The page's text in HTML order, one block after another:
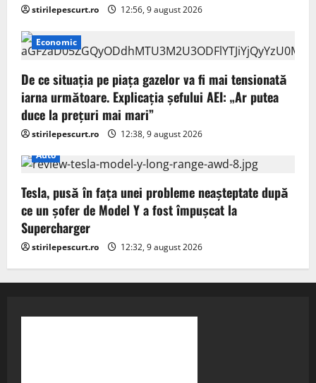
stirilepescurt.ro 12:56, 9 august 2026
Economic
De ce situaţia pe piaţa gazelor va fi mai tensionată
iarna următoare. Explicația șefului AEI: „Ar putea
duce la preţuri mai mari”
stirilepescurt.ro
12:38, 9 august 2026
Auto
Tesla, pusă în fața unei probleme neașteptate după
ce un șofer de Model Y a fost împușcat la
Supercharger
stirilepescurt.ro 12:32, 9 august 2026